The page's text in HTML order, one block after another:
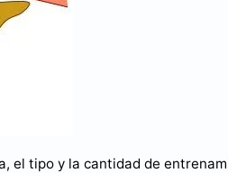
el tipo y la cantidad de